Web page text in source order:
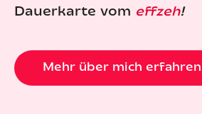
Dauerkarte vom effzeh!
Mehr über mich erfahren